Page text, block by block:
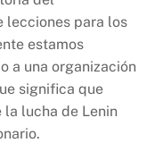
lecciones para los
estamos
a una organización
significa que
lucha de Lenin